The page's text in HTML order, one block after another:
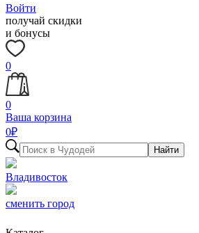
Войти
получай скидки
и бонусы
0
0
Ваша корзина
0₽
Найти
Владивосток
сменить город